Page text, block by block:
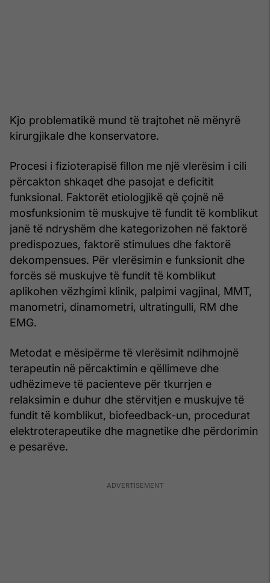
Kjo problematikë mund të trajtohet në mënyrë
kirurgjikale dhe konservatore.
Procesi i fizioterapisë fillon me një vlerësim i cili
përcakton shkaqet dhe pasojat e deficitit
funksional. Faktorët etiologjikë që çojnë në
mosfunksionim të muskujve të fundit të komblikut
janë të ndryshëm dhe kategorizohen në faktorë
predispozues, faktorë stimulues dhe faktorë
dekompensues. Për vlerësimin e funksionit dhe
forcës së muskujve të fundit të komblikut
aplikohen vëzhgimi klinik, palpimi vagjinal, MMT,
manometri, dinamometri, ultratingulli, RM dhe
EMG.
Metodat e mësipërme të vlerësimit ndihmojnë
terapeutin në përcaktimin e qëllimeve dhe
udhëzimeve të pacienteve për tkurrjen e
relaksimin e duhur dhe stërvitjen e muskujve të
fundit të komblikut, biofeedback-un, procedurat
elektroterapeutike dhe magnetike dhe përdorimin
e pesarëve.